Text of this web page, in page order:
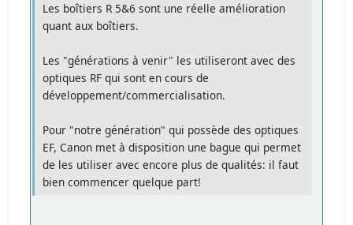
Les boîtiers R 5&6 sont une réelle amélioration
quant aux boîtiers.
Les "générations à venir" les utiliseront avec des
optiques RF qui sont en cours de
développement/commercialisation.
Pour "notre génération" qui possède des optiques
EF, Canon met à disposition une bague qui permet
de les utiliser avec encore plus de qualités: il faut
bien commencer quelque part!